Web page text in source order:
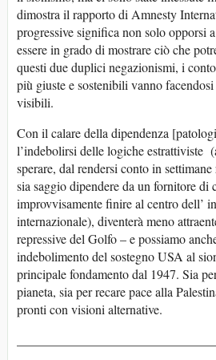
dimostra il rapporto di Amnesty
progressive significa non solo opporsi
essere in grado di mostrare ciò che
questi due duplici negazionismi, i
più giuste e sostenibili vanno
visibili.
Con il calare della dipendenza
l’indebolirsi delle logiche estrattiviste
sperare, dal rendersi conto in
sia saggio dipendere da un fornitore di
improvvisamente finire al centro dell’
internazionale), diventerà meno
repressive del Golfo – e possiamo
indebolimento del sostegno USA al
principale fondamento dal 1947. Sia
pianeta, sia per recare pace alla
pronti con visioni alternative.